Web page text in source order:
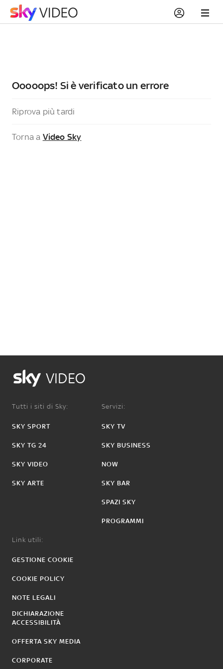
Ooooops! Si è verificato un errore
Riprova più tardi
Torna a Video Sky
VIDEO
Tutti i siti di Sky:
SKY SPORT
SKY TG 24
SKY VIDEO
SKY ARTE
Servizi:
SKY TV
SKY BUSINESS
NOW
SKY BAR
SPAZI SKY
PROGRAMMI
Link utili:
GESTIONE COOKIE
COOKIE POLICY
NOTE LEGALI
DICHIARAZIONE
ACCESSIBILITÀ
OFFERTA SKY MEDIA
CORPORATE